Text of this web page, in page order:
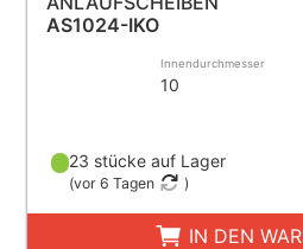
AS1024-IKO
Innendurchmesser
10
23 stücke auf Lager
(vor 6 Tagen )
IN DEN